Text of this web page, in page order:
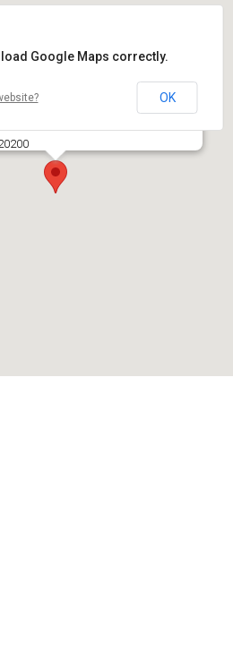
stotis
18209 ŠVENČIONĖLIAI, ŠVENČIONIŲ
Google Maps correctly.
OK